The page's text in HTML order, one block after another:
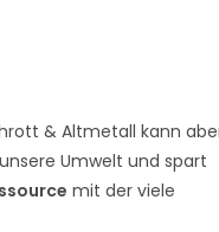
& Altmetall kann
Umwelt und spart
mit der viele